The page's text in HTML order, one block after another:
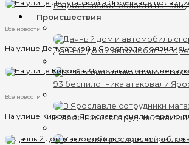
В Ярославской области
Происшествия
Дачный дом и автомобиль
93 беспилотника атаковали
В Ярославле сотрудники
Все новости
На улице Депутатской в Ярославле
Все новости
На улице Кирова в Ярославле сняли первую